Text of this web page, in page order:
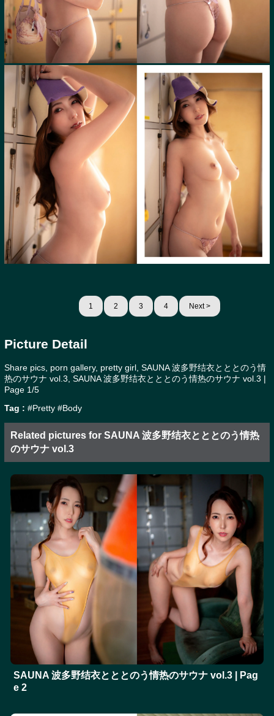
1 2 3 4 Next >
Picture Detail
Share pics, porn gallery, pretty girl, SAUNA 波多野结衣とととのう情
热のサウナ vol.3, SAUNA 波多野结衣とととのう情热のサウナ vol.3 |
Page 1/5
Tag : #Pretty #Body
Related pictures for SAUNA 波多野结衣とととのう情热
のサウナ vol.3
SAUNA 波多野结衣とととのう情热のサウナ vol.3 | Pag
e 2